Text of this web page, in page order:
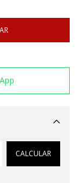
Alterar CEP
CALCULAR